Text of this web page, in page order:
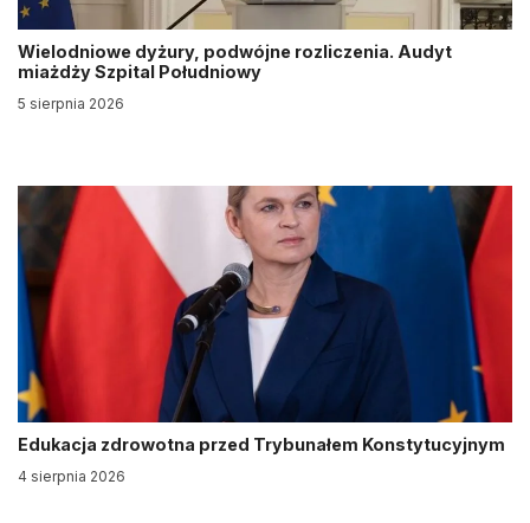
Wielodniowe dyżury, podwójne rozliczenia. Audyt
miażdży Szpital Południowy
5 sierpnia 2026
Edukacja zdrowotna przed Trybunałem Konstytucyjnym
4 sierpnia 2026